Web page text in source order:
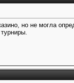
но не могла